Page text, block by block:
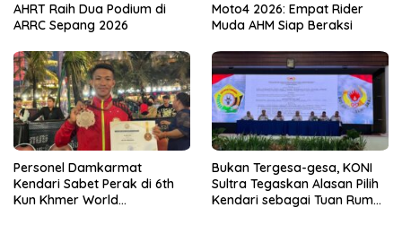
AHRT Raih Dua Podium di
ARRC Sepang 2026
Moto4 2026: Empat Rider
Muda AHM Siap Beraksi
Personel Damkarmat
Kendari Sabet Perak di 6th
Kun Khmer World
Bukan Tergesa-gesa, KONI
Sultra Tegaskan Alasan Pilih
Kendari sebagai Tuan Rumah